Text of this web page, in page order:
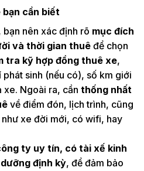
cần biết
nên xác định rõ mục đích
và thời gian thuê để chọn
tra kỹ hợp đồng thuê xe,
sinh (nếu có), số km giới
xe. Ngoài ra, cần thống nhất
về điểm đón, lịch trình, cũng
xe đời mới, có wifi, hay
ty uy tín, có tài xế kinh
định kỳ, để đảm bảo